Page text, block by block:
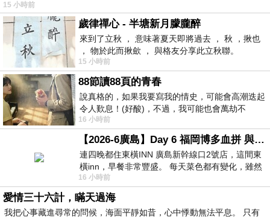
15 小時前
歲律禪心 - 半塘新月朦朧醉
來到了立秋 ， 意味著夏天即將過去 ， 秋 ，揪也
， 物於此而揪歛 ， 與格友分享此立秋聯。
15 小時前
88節讀88頁的青春
說真格的，如果我要寫我的情史，可能會高潮迭起
令人歎息！(好酸)，不過，我可能也會萬劫不
復...，每天跪鍵盤還是被判了花心的罪
16 小時前
【2026-6廣島】Day 6 福岡博多血拼 與機場接送少年司機深夜對談
連四晚都住東橫INN 廣島新幹線口2號店，這間東
橫inn，早餐非常豐盛。 每天菜色都有變化，雖然
看到工作人員拿出料理包加熱，但
16 小時前
愛情三十六計，瞞天過海
我把心事藏進尋常的問候，海面平靜如昔，心中悸動無法平息。 只有